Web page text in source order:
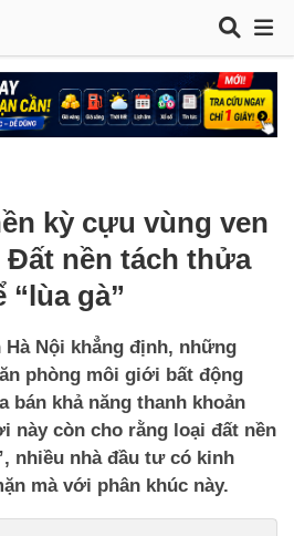
kỳ cựu vùng ven
Đất nền tách thửa
“lùa gà”
Nội khẳng định, những
phòng môi giới bất động
bán khả năng thanh khoản
này còn cho rằng loại đất nền
nhiều nhà đầu tư có kinh
mà với phân khúc này.